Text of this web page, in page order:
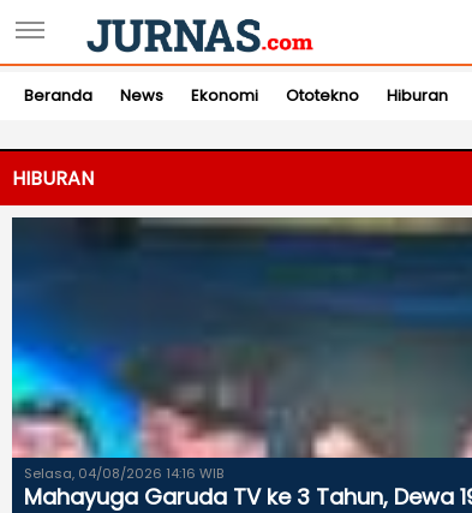
Beranda News Ekonomi Ototekno Hiburan
HIBURAN
Selasa, 04/08/2026 14:16 WIB
Mahayuga Garuda TV ke 3 Tahun, Dewa